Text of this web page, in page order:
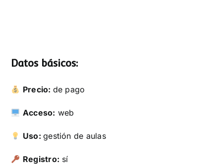
Datos básicos:
Precio: de pago
Acceso: web
Uso:gestión de aulas
Registro: sí